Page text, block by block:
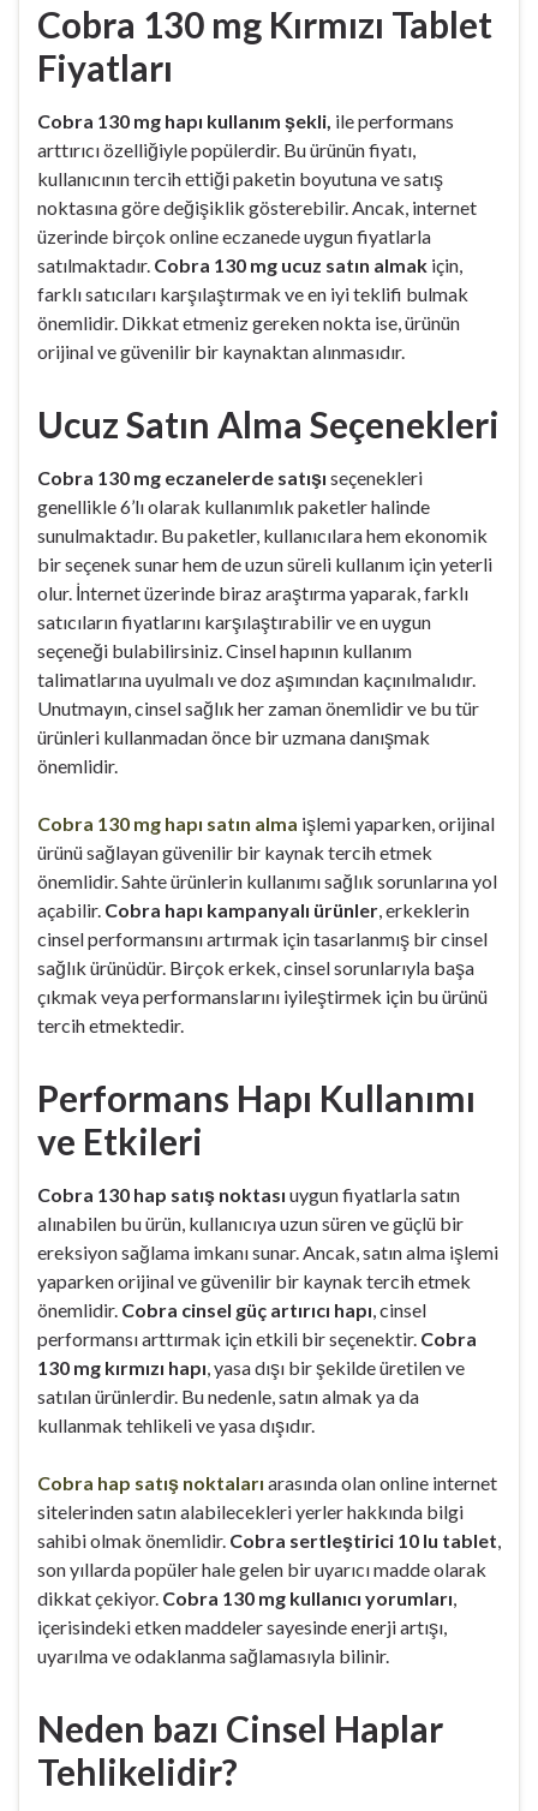
Cobra 130 mg Kırmızı Tablet
Fiyatları
Cobra 130 mg hapı kullanım şekli, ile performans
arttırıcı özelliğiyle popülerdir. Bu ürünün fiyatı,
kullanıcının tercih ettiği paketin boyutuna ve satış
noktasına göre değişiklik gösterebilir. Ancak, internet
üzerinde birçok online eczanede uygun fiyatlarla
satılmaktadır. Cobra 130 mg ucuz satın almak için,
farklı satıcıları karşılaştırmak ve en iyi teklifi bulmak
önemlidir. Dikkat etmeniz gereken nokta ise, ürünün
orijinal ve güvenilir bir kaynaktan alınmasıdır.
Ucuz Satın Alma Seçenekleri
Cobra 130 mg eczanelerde satışı seçenekleri
genellikle 6’lı olarak kullanımlık paketler halinde
sunulmaktadır. Bu paketler, kullanıcılara hem ekonomik
bir seçenek sunar hem de uzun süreli kullanım için yeterli
olur. İnternet üzerinde biraz araştırma yaparak, farklı
satıcıların fiyatlarını karşılaştırabilir ve en uygun
seçeneği bulabilirsiniz. Cinsel hapının kullanım
talimatlarına uyulmalı ve doz aşımından kaçınılmalıdır.
Unutmayın, cinsel sağlık her zaman önemlidir ve bu tür
ürünleri kullanmadan önce bir uzmana danışmak
önemlidir.
Cobra 130 mg hapı satın alma işlemi yaparken, orijinal
ürünü sağlayan güvenilir bir kaynak tercih etmek
önemlidir. Sahte ürünlerin kullanımı sağlık sorunlarına yol
açabilir. Cobra hapı kampanyalı ürünler , erkeklerin
cinsel performansını artırmak için tasarlanmış bir cinsel
sağlık ürünüdür. Birçok erkek, cinsel sorunlarıyla başa
çıkmak veya performanslarını iyileştirmek için bu ürünü
tercih etmektedir.
Performans Hapı Kullanımı
ve Etkileri
Cobra 130 hap satış noktası uygun fiyatlarla satın
alınabilen bu ürün, kullanıcıya uzun süren ve güçlü bir
ereksiyon sağlama imkanı sunar. Ancak, satın alma işlemi
yaparken orijinal ve güvenilir bir kaynak tercih etmek
önemlidir. Cobra cinsel güç artırıcı hapı , cinsel
performansı arttırmak için etkili bir seçenektir. Cobra
130 mg kırmızı hapı , yasa dışı bir şekilde üretilen ve
satılan ürünlerdir. Bu nedenle, satın almak ya da
kullanmak tehlikeli ve yasa dışıdır.
Cobra hap satış noktaları arasında olan online internet
sitelerinden satın alabilecekleri yerler hakkında bilgi
sahibi olmak önemlidir. Cobra sertleştirici 10 lu tablet
son yıllarda popüler hale gelen bir uyarıcı madde olarak
dikkat çekiyor. Cobra 130 mg kullanıcı yorumları
içerisindeki etken maddeler sayesinde enerji artışı,
uyarılma ve odaklanma sağlamasıyla bilinir.
Neden bazı Cinsel Haplar
Tehlikelidir?